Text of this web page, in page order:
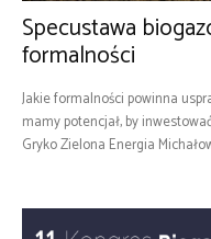
Specustawa
formalności
Jakie formalności powinna
mamy potencjał, by
Gryko Zielona Energia